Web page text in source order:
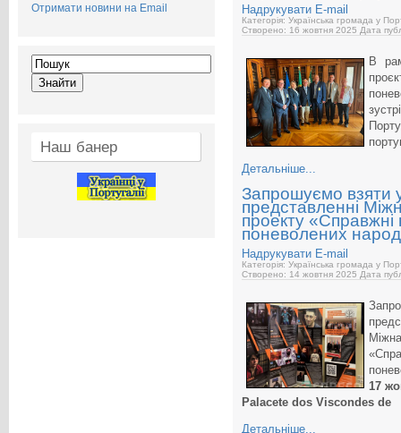
Отримати новини на Email
Наш банер
Надрукувати E-mail
Категорія: Українська громада у
Створено: 16 жовтня 2025 Дата
В
Детальніше...
Запрошуємо взяти
представленні
проекту «Справжні
поневолених
Надрукувати E-mail
Категорія: Українська громада у
Створено: 14 жовтня 2025 Дата
17
Palacete dos Viscondes de
Детальніше...